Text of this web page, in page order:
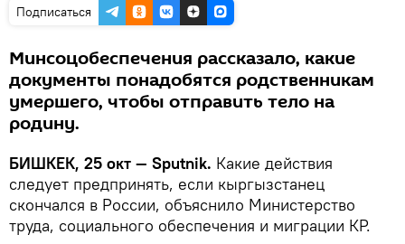
Подписаться
Минсоцобеспечения рассказало, какие
документы понадобятся родственникам
умершего, чтобы отправить тело на
родину.
БИШКЕК, 25 окт — Sputnik. Какие действия
следует предпринять, если кыргызстанец
скончался в России, объяснило Министерство
труда, социального обеспечения и миграции КР.